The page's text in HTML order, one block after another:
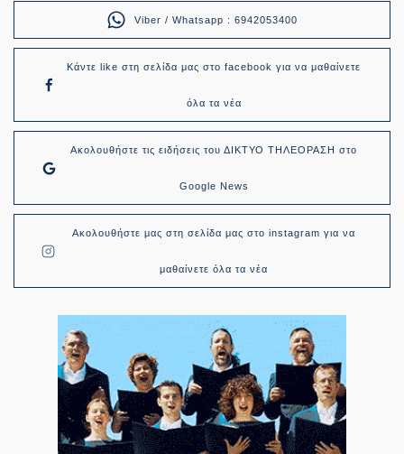
Viber / Whatsapp : 6942053400
Κάντε like στη σελίδα μας στο facebook για να μαθαίνετε
όλα τα νέα
Ακολουθήστε τις ειδήσεις του ΔΙΚΤΥΟ ΤΗΛΕΟΡΑΣΗ στο
Google News
Ακολουθήστε μας στη σελίδα μας στο instagram για να
μαθαίνετε όλα τα νέα